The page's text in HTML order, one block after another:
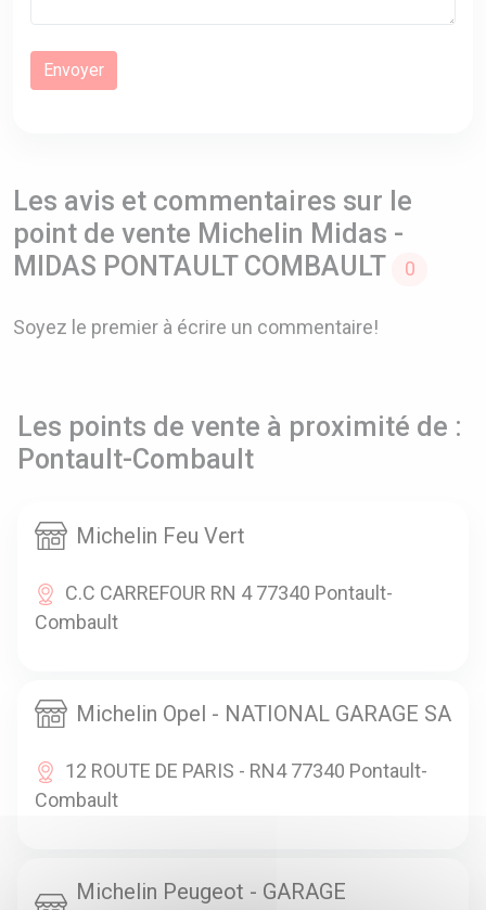
Les avis et commentaires sur le
point de vente Michelin Midas -
MIDAS PONTAULT COMBAULT
0
Soyez le premier à écrire un commentaire!
Les points de vente à proximité de :
Pontault-Combault
Michelin Feu Vert
C.C CARREFOUR RN 4 77340 Pontault-
Combault
Michelin Opel - NATIONAL GARAGE SA
12 ROUTE DE PARIS - RN4 77340 Pontault-
Combault
Michelin Peugeot - GARAGE